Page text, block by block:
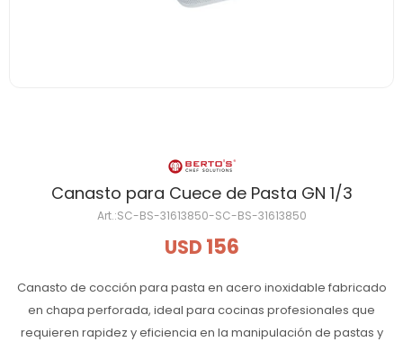
Canasto para Cuece de Pasta GN 1/3
SC-BS-31613850-SC-BS-31613850
USD 156
Canasto de cocción para pasta en acero inoxidable fabricado
en chapa perforada, ideal para cocinas profesionales que
requieren rapidez y eficiencia en la manipulación de pastas y